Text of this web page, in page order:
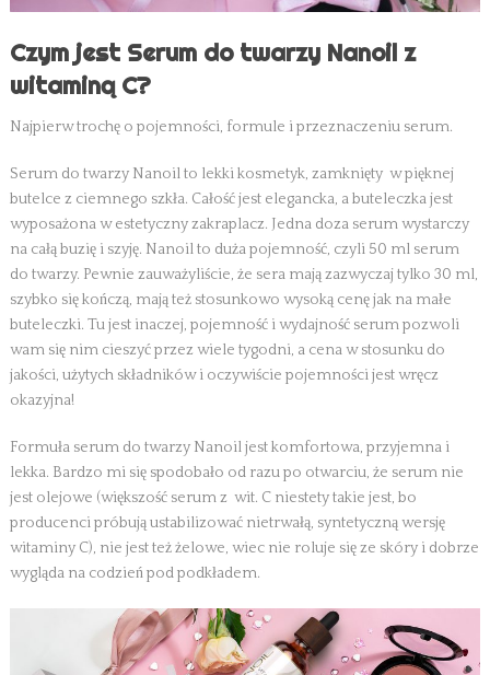
Czym jest Serum do twarzy Nanoil z
witaminą C?
Najpierw trochę o pojemności, formule i przeznaczeniu serum.
Serum do twarzy Nanoil to lekki kosmetyk, zamknięty w pięknej
butelce z ciemnego szkła. Całość jest elegancka, a buteleczka jest
wyposażona w estetyczny zakraplacz. Jedna doza serum wystarczy
na całą buzię i szyję. Nanoil to duża pojemność, czyli 50 ml serum
do twarzy. Pewnie zauważyliście, że sera mają zazwyczaj tylko 30 ml,
szybko się kończą, mają też stosunkowo wysoką cenę jak na małe
buteleczki. Tu jest inaczej, pojemność i wydajność serum pozwoli
wam się nim cieszyć przez wiele tygodni, a cena w stosunku do
jakości, użytych składników i oczywiście pojemności jest wręcz
okazyjna!
Formuła serum do twarzy Nanoil jest komfortowa, przyjemna i
lekka. Bardzo mi się spodobało od razu po otwarciu, że serum nie
jest olejowe (większość serum z wit. C niestety takie jest, bo
producenci próbują ustabilizować nietrwałą, syntetyczną wersję
witaminy C), nie jest też żelowe, wiec nie roluje się ze skóry i dobrze
wygląda na codzień pod podkładem.